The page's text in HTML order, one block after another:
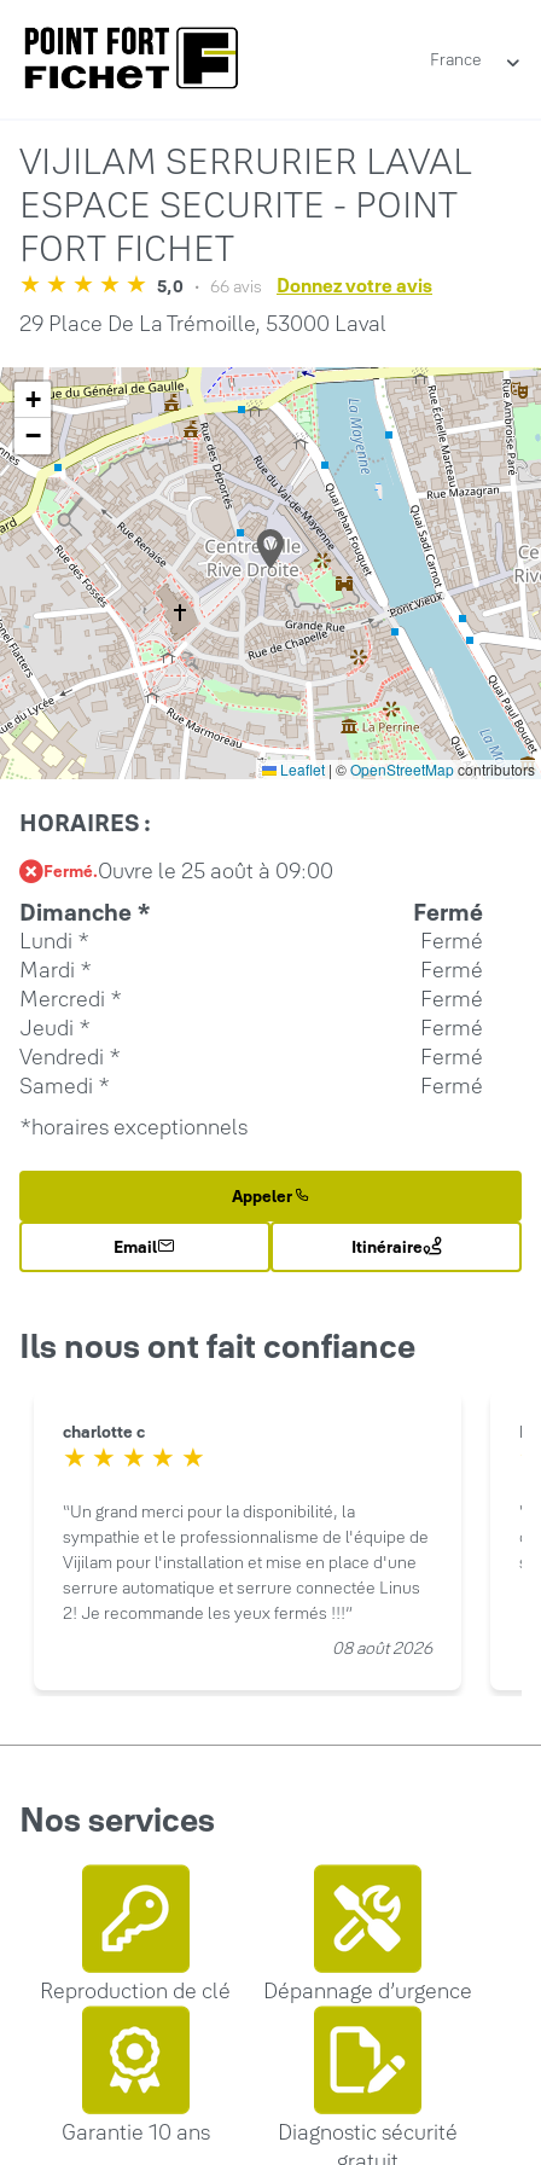
France
VIJILAM SERRURIER LAVAL
ESPACE SECURITE - POINT
FORT FICHET
5,0 66 avis Donnez votre avis
29 Place De La Trémoille, 53000 Laval
+
−
Leaflet | ©OpenStreetMapcontributors
HORAIRES :
Fermé.Ouvre le 25 août à 09:00
Dimanche * Fermé
Lundi *
Fermé
Mardi *
Fermé
Mercredi *
Fermé
Jeudi *
Fermé
Vendredi *
Fermé
Samedi *
Fermé
*horaires exceptionnels
Appeler
Email Itinéraire
Ils nous ont fait confiance
charlotte c
08 août 2026
Un grand merci pour la disponibilité, la
sympathie et le professionnalisme de l'équipe de
Vijilam pour l'installation et mise en place d'une
serrure automatique et serrure connectée Linus
2! Je recommande les yeux fermés !!!
Nos services
Reproduction de clé Dépannage d’urgence
Garantie 10 ans
Diagnostic sécurité